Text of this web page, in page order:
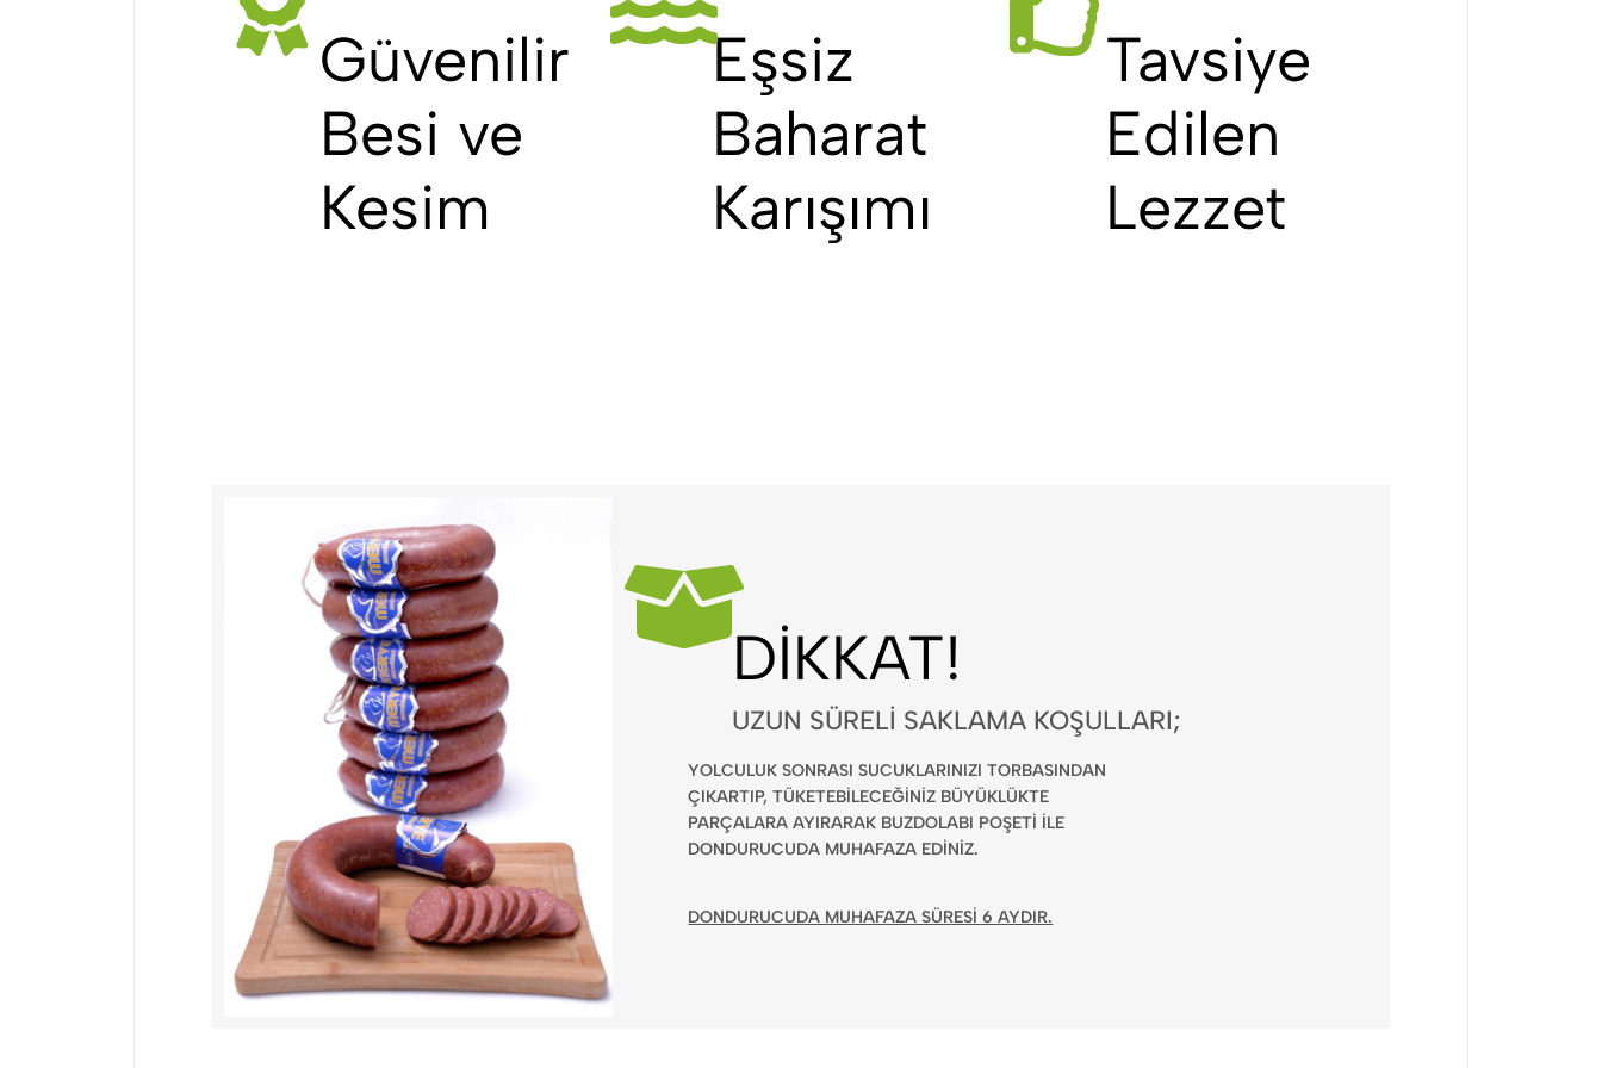
Güvenilir
Besi ve
Kesim
Eşsiz
Baharat
Karışımı
Tavsiye
Edilen
Lezzet
DIKKAT!
UZUN SÜRELI SAKLAMA KOŞULLARI;
YOLCULUK SONRASI SUCUKLARINIZI TORBASINDAN
ÇIKARTIP, TÜKETEBİLECEĞİNİZ BÜYÜKLÜKTE
PARÇALARA AYIRARAK BUZDOLABI POŞETİ İLE
DONDURUCUDA MUHAFAZA EDİNİZ.
DONDURUCUDA MUHAFAZA SÜRESİ 6 AYDIR.